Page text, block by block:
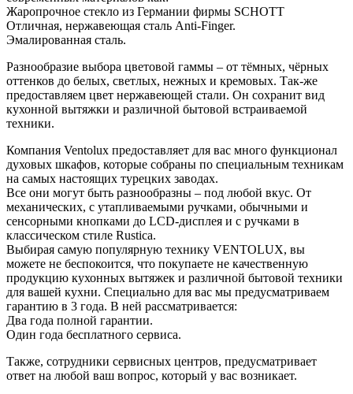
Жаропрочное стекло из Германии фирмы SCHOTT
Отличная, нержавеющая сталь Anti-Finger.
Эмалированная сталь.
Разнообразие выбора цветовой гаммы – от тёмных, чёрных
оттенков до белых, светлых, нежных и кремовых. Так-же
предоставляем цвет нержавеющей стали. Он сохранит вид
кухонной вытяжки и различной бытовой встраиваемой
техники.
Компания Ventolux предоставляет для вас много функционал
духовых шкафов, которые собраны по специальным техникам
на самых настоящих турецких заводах.
Все они могут быть разнообразны – под любой вкус. От
механических, с утапливаемыми ручками, обычными и
сенсорными кнопками до LCD-дисплея и с ручками в
классическом стиле Rustica.
Выбирая самую популярную технику VENTOLUX, вы
можете не беспокоится, что покупаете не качественную
продукцию кухонных вытяжек и различной бытовой техники
для вашей кухни. Специально для вас мы предусматриваем
гарантию в 3 года. В ней рассматривается:
Два года полной гарантии.
Один года бесплатного сервиса.
Также, сотрудники сервисных центров, предусматривает
ответ на любой ваш вопрос, который у вас возникает.